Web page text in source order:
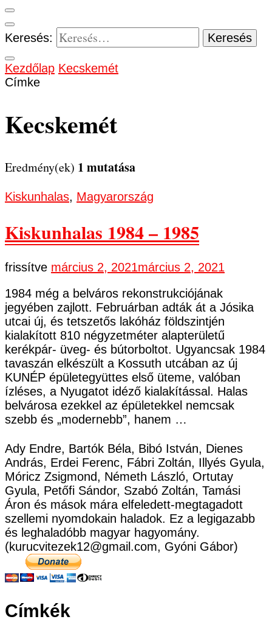
Keresés:
Kezdőlap Kecskemét
Címke
Kecskemét
Eredmény(ek) 1 mutatása
Kiskunhalas, Magyarország
Kiskunhalas 1984 – 1985
frissítve március 2, 2021március 2, 2021
1984 még a belváros rekonstrukciójának
jegyében zajlott. Februárban adták át a Jósika
utcai új, és tetszetős lakóház földszintjén
kialakított 810 négyzetméter alapterületű
kerékpár- üveg- és bútorboltot. Ugyancsak 1984
tavaszán elkészült a Kossuth utcában az új
KUNÉP épületegyüttes első üteme, valóban
ízléses, a Nyugatot idéző kialakítással. Halas
belvárosa ezekkel az épületekkel nemcsak
szebb és „modernebb”, hanem …
Ady Endre, Bartók Béla, Bibó István, Dienes
András, Erdei Ferenc, Fábri Zoltán, Illyés Gyula,
Móricz Zsigmond, Németh László, Ortutay
Gyula, Petőfi Sándor, Szabó Zoltán, Tamási
Áron és mások mára elfeledett-megtagadott
szellemi nyomdokain haladok. Ez a legigazabb
és leghaladóbb magyar hagyomány.
(kurucvitezek12@gmail.com, Gyóni Gábor)
Címkék